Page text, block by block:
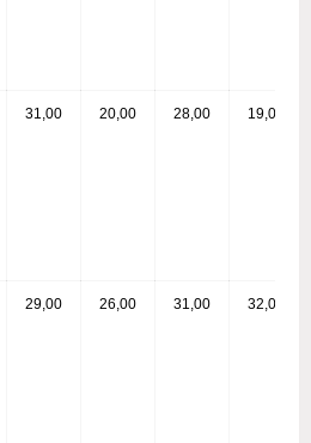
31,00 20,00 28,00 19,00
29,00 26,00 31,00 32,00